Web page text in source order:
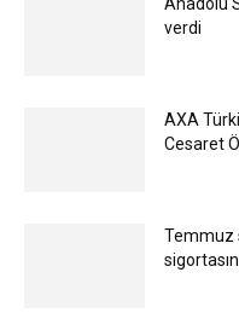
Anadolu
verdi
AXA
Cesaret
Temmuz